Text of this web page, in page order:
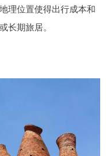
理位置使得出行成本和
长期旅居。